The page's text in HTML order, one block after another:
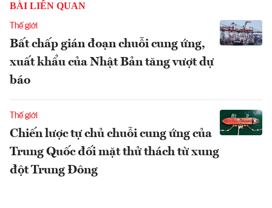
BÀI LIÊN QUAN
Thế giới
Bất chấp gián đoạn chuỗi cung ứng,
xuất khẩu của Nhật Bản tăng vượt dự
báo
Thế giới
Chiến lược tự chủ chuỗi cung ứng của
Trung Quốc đối mặt thử thách từ xung
đột Trung Đông